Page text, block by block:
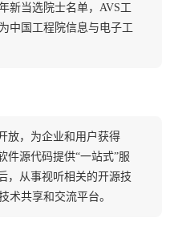
新当选院士名单，AVS工
中国工程院信息与电子工
放，为企业和用户获得
件源代码提供“一站式”服
，从事视听相关的开源技
术共享和交流平台。